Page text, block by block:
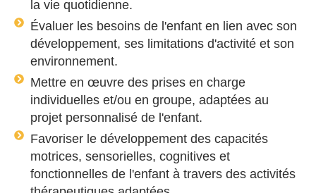
la vie quotidienne.
Évaluer les besoins de l'enfant en lien avec son
développement, ses limitations d'activité et son
environnement.
Mettre en œuvre des prises en charge
individuelles et/ou en groupe, adaptées au
projet personnalisé de l'enfant.
Favoriser le développement des capacités
motrices, sensorielles, cognitives et
fonctionnelles de l'enfant à travers des activités